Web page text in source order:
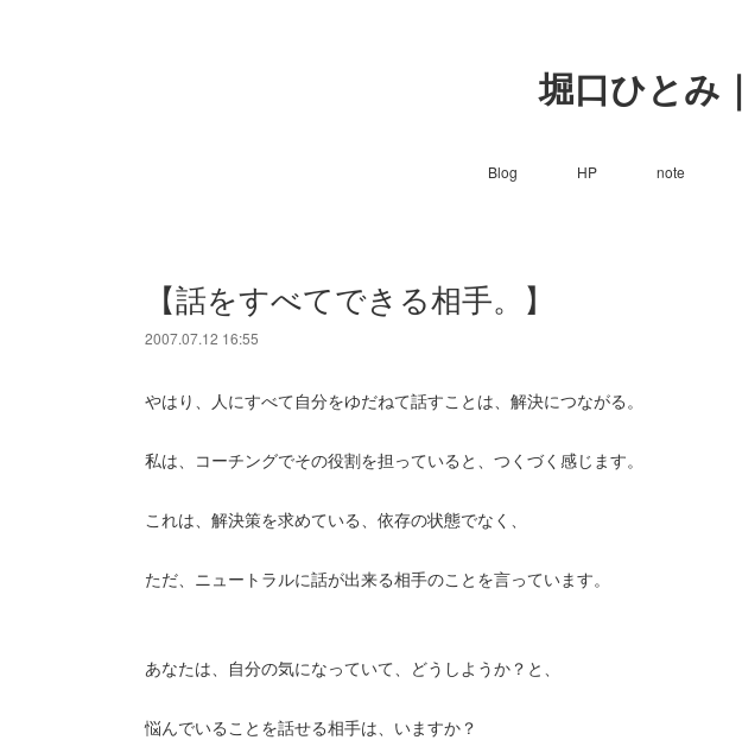
堀口ひと
Blog HP note
【話をすべてできる相手。】
2007.07.12 16:55
やはり、人にすべて自分をゆだねて話すことは、解決につながる。
私は、コーチングでその役割を担っていると、つくづく感じます。
これは、解決策を求めている、依存の状態でなく、
ただ、ニュートラルに話が出来る相手のことを言っています。
あなたは、自分の気になっていて、どうしようか？と、
悩んでいることを話せる相手は、いますか？